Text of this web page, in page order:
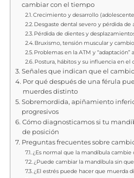
cambiar con el tiempo
Crecimiento y desarrollo
Desgaste dental severo y pérdida de
Pérdida de dientes y
Bruxismo, tensión muscular y
Problemas en la ATM y “adaptación”
Postura, hábitos y su influencia en el
Señales que indican que el
Por qué después de una férula
muerdes distinto
Sobremordida, apiñamiento
progresivos
Cómo diagnosticamos si tu
de posición
Preguntas frecuentes sobre
¿Es normal que la mandíbula cambie
¿Puede cambiar la mandíbula sin
¿El estrés puede hacer que muerda